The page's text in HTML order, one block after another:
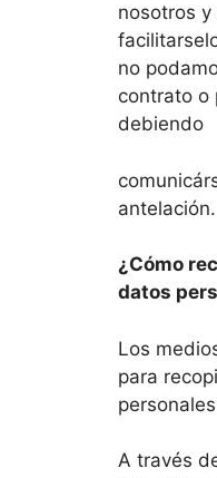
nosotros y
no
contrato o
debiendo
antelación.
¿Cómo
datos
Los
para
A través